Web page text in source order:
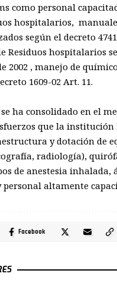
como personal
hospitalarios,
según el decreto
Residuos hospitalarios
2002 , manejo de
1609-02 Art. 11.
ha consolidado en el
que la institución
y dotación de
radiología),
de anestesia inhalada,
altamente
Facebook